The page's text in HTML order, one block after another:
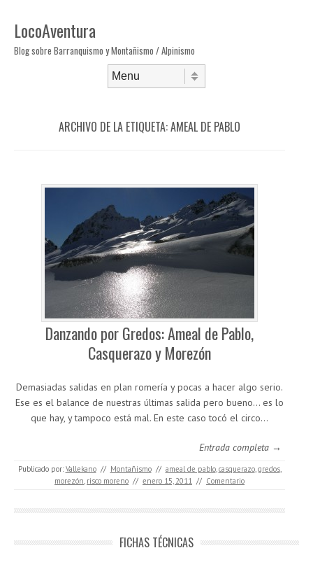
LocoAventura
Blog sobre Barranquismo y Montañismo / Alpinismo
ARCHIVO DE LA ETIQUETA:AMEAL DE PABLO
Danzando por Gredos: Ameal de Pablo,
Casquerazo y Morezón
Demasiadas salidas en plan romería y pocas a hacer algo serio.
Ese es el balance de nuestras últimas salida pero bueno… es lo
que hay, y tampoco está mal. En este caso tocó el circo…
Entrada completa →
Publicado por: Vallekano // Montañismo // ameal de pablo,casquerazo,gredos,
morezón, risco moreno // enero 15, 2011 // Comentario
FICHAS TÉCNICAS